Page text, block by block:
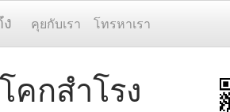
คุยกับเรา โทรหาเรา
คกสำโรง